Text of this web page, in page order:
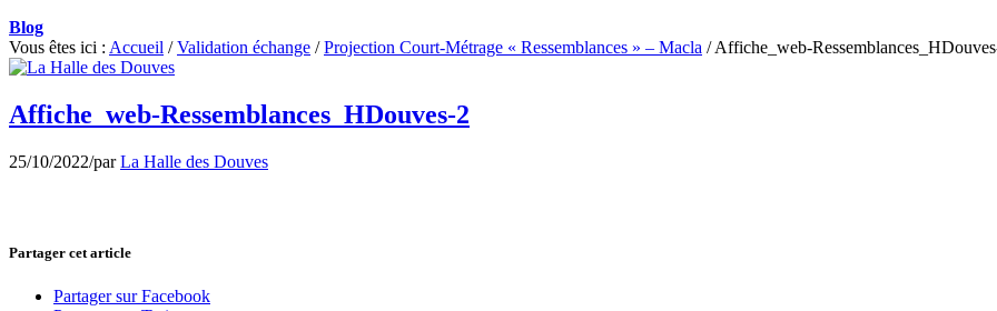
Blog
Vous êtes ici : Accueil / Validation échange / Projection Court-Métrage « Ressemblances » – Macla / Affiche_web-
Affiche_web-Ressemblances_HDouves-2
25/10/2022/parLa Halle des Douves
Partager cet article
Partager sur Facebook